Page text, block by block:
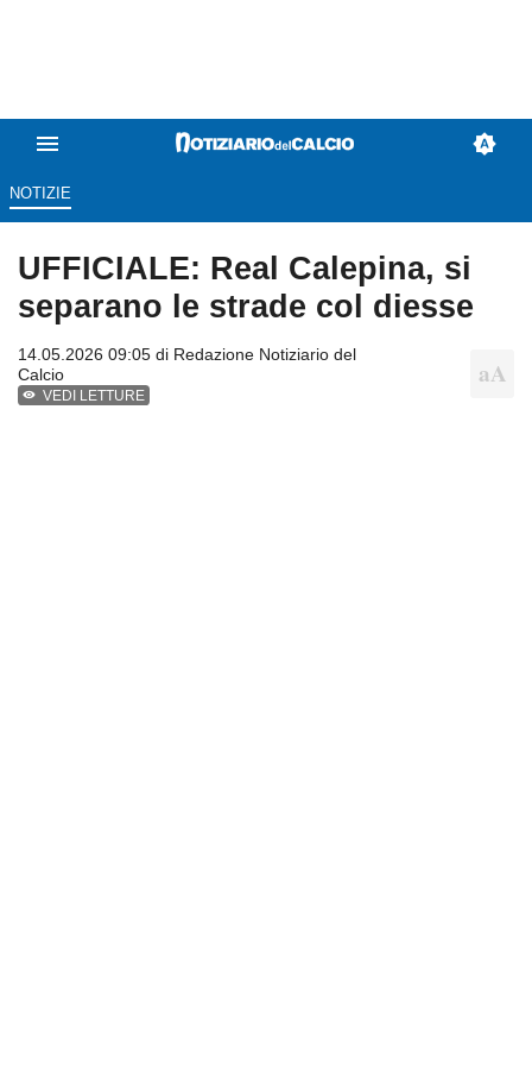
NOTIZIE
UFFICIALE: Real Calepina, si
separano le strade col diesse
14.05.2026 09:05 di Redazione Notiziario del
Calcio
VEDI LETTURE